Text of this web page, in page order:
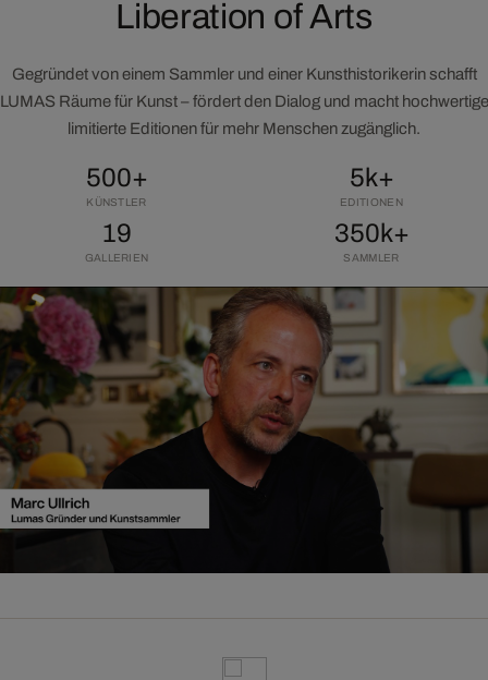
Liberation of Arts
Gegründet von einem Sammler und einer Kunsthistorikerin schafft
LUMAS Räume für Kunst – fördert den Dialog und macht hochwertige
limitierte Editionen für mehr Menschen zugänglich.
500+
KÜNSTLER
5k+
EDITIONEN
19
GALLERIEN
350k+
SAMMLER